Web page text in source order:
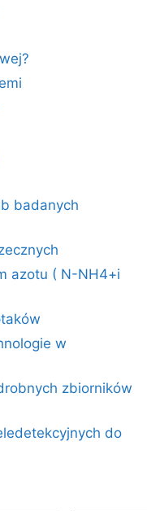
badanych
azotu ( N-NH4+i
w
zbiorników
do